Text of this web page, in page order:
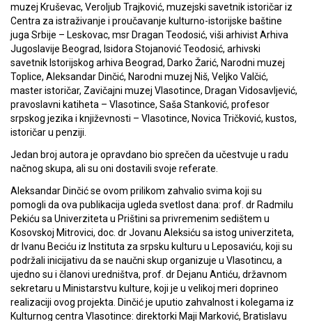
muzej Kruševac, Veroljub Trajković, muzejski savetnik istoričar iz
Centra za istraživanje i proučavanje kulturno-istorijske baštine
juga Srbije – Leskovac, msr Dragan Teodosić, viši arhivist Arhiva
Jugoslavije Beograd, Isidora Stojanović Teodosić, arhivski
savetnik Istorijskog arhiva Beograd, Darko Žarić, Narodni muzej
Toplice, Aleksandar Dinčić, Narodni muzej Niš, Veljko Valčić,
master istoričar, Zavičajni muzej Vlasotince, Dragan Vidosavljević,
pravoslavni katiheta – Vlasotince, Saša Stanković, profesor
srpskog jezika i književnosti – Vlasotince, Novica Tričković, kustos,
istoričar u penziji.
Jedan broj autora je opravdano bio sprečen da učestvuje u radu
načnog skupa, ali su oni dostavili svoje referate.
Aleksandar Dinčić se ovom prilikom zahvalio svima koji su
pomogli da ova publikacija ugleda svetlost dana: prof. dr Radmilu
Pekiću sa Univerziteta u Prištini sa privremenim sedištem u
Kosovskoj Mitrovici, doc. dr Jovanu Aleksiću sa istog univerziteta,
dr Ivanu Beciću iz Instituta za srpsku kulturu u Leposaviću, koji su
podržali inicijativu da se naučni skup organizuje u Vlasotincu, a
ujedno su i članovi uredništva, prof. dr Dejanu Antiću, državnom
sekretaru u Ministarstvu kulture, koji je u velikoj meri doprineo
realizaciji ovog projekta. Dinčić je uputio zahvalnost i kolegama iz
Kulturnog centra Vlasotince: direktorki Maji Marković, Bratislavu